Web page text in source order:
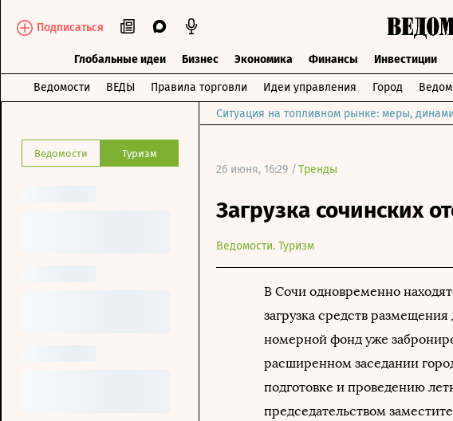
Подписаться
Глобальные идеи Бизнес Экономика Финансы Инвестиции
Ведомости ВЕДЫ Правила торговли Идеи управления Город
Ведомости Туризм
Ситуация на топливном рынке: меры,
26 июня, 16:29 /Тренды
Загрузка сочинских
Ведомости. Туризм
В Сочи одновременно
загрузка средств
номерной фонд уже
расширенном заседании
подготовке и проведению
председательством